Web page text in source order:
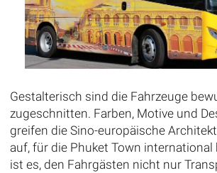
Gestalterisch sind die Fahrzeuge
zugeschnitten. Farben, Motive und
greifen die Sino-europäische
auf, für die Phuket Town international
ist es, den Fahrgästen nicht nur